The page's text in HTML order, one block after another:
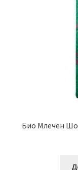
Био Млечен